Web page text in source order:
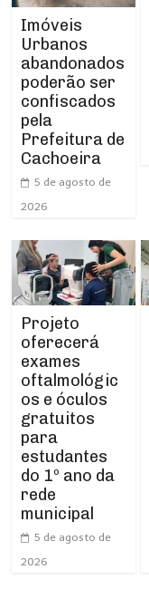
Imóveis
Urbanos
abandonados
poderão ser
confiscados
pela
Prefeitura de
Cachoeira
5 de agosto de
2026
Projeto
oferecerá
exames
oftalmológic
os e óculos
gratuitos
para
estudantes
do 1º ano da
rede
municipal
5 de agosto de
2026